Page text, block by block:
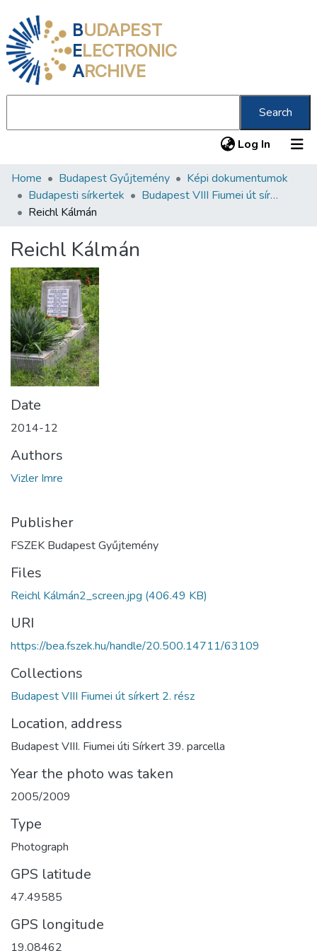
BUDAPEST
ELECTRONIC
ARCHIVE
Search
Log In (current)
Communities & Collections
All of DSpace
About us
Home Budapest Gyűjtemény
Képi dokumentumok
Budapesti sírkertek
Budapest VIII Fiumei út sírkert 2. rész
Reichl Kálmán
Reichl Kálmán
Date
2014-12
Authors
Vizler Imre
Publisher
FSZEK Budapest Gyűjtemény
Files
Reichl Kálmán2_screen.jpg (406.49 KB)
URI
https://bea.fszek.hu/handle/20.500.14711/63109
Collections
Budapest VIII Fiumei út sírkert 2. rész
Location, address
Budapest VIII. Fiumei úti Sírkert 39. parcella
Year the photo was taken
2005/2009
Type
Photograph
GPS latitude
47.49585
GPS longitude
19.08462